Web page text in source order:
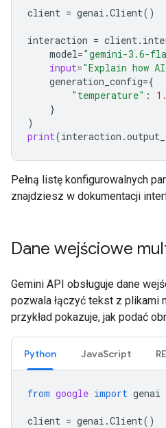
client = genai .Client()
interaction = client.
model="gemini-3.6-
input="Explain how
generation_config={
"temperature" :
}
)
print(interaction .
Pełną listę konfigurowalnych
znajdziesz w dokumentacji
Dane wejściowe
Gemini API obsługuje dane
pozwala łączyć tekst z plikami
przykład pokazuje, jak podać
Python JavaScript
from google import genai
client = genai .Client()